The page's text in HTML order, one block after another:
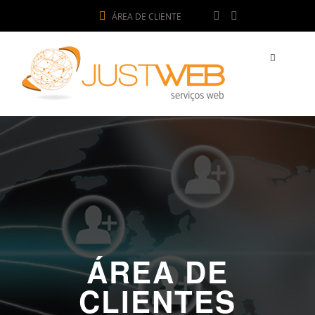
ÁREA DE CLIENTE
ÁREA DE
CLIENTES